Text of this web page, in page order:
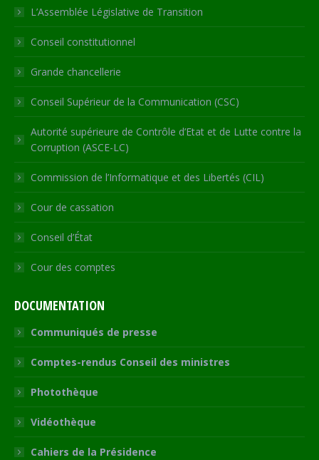
in
new
window
in
new
window
in
new
window
in
new
window
opens
in
new
L’Assemblée Législative de Transition
Conseil constitutionnel
Grande chancellerie
Conseil Supérieur de la Communication (CSC)
Autorité supérieure de Contrôle d’Etat et de Lutte contre la
Corruption (ASCE-LC)
Commission de l’Informatique et des Libertés (CIL)
Cour de cassation
Conseil d’État
Cour des comptes
DOCUMENTATION
Communiqués de presse
Comptes-rendus Conseil des ministres
Photothèque
Vidéothèque
Cahiers de la Présidence